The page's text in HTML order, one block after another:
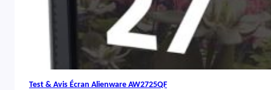
Test & Avis Écran Alienware AW2725QF